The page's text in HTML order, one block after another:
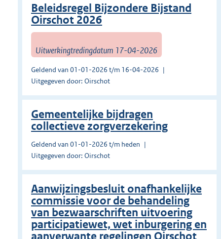
Beleidsregel Bijzondere Bijstand
Oirschot 2026
Uitwerkingtredingdatum 17-04-2026
Geldend van 01-01-2026 t/m 16-04-2026
Uitgegeven door: Oirschot
Gemeentelijke bijdragen
collectieve zorgverzekering
Geldend van 01-01-2026 t/m heden
Uitgegeven door: Oirschot
Aanwijzingsbesluit onafhankelijke
commissie voor de behandeling
van bezwaarschriften uitvoering
participatiewet, wet inburgering en